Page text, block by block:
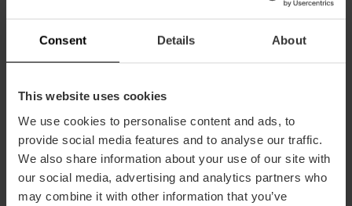
Consent Details About
This website uses cookies
We use cookies to personalise content and ads, to
provide social media features and to analyse our traffic.
We also share information about your use of our site with
our social media, advertising and analytics partners who
may combine it with other information that you’ve
Geniet van een paella aan de
Middellandse Zee
Omdat de paella hier is uitgevonden, mag je Valencia niet
verlaten zonder de authentieke versie te hebben geproefd:
Mascletàs, monumenten vol vernuft, het bloemenoffer,
straatfeesten en buñuelos met chocolade bij het
Gevestigd in een voormalig 17e-eeuws paleis, is het Centro
9 km aan tuinen in de oude bedding van de rivier, tussen
musea, bruggen en monumenten. Door Valencia fietsen
stelt je in staat de stad vanuit een heel ander perspectief
Vaar bij zonsondergang door l’Albufera en zie hoe de hemel
samensmelt met het water in een uniek schouwspel. Het